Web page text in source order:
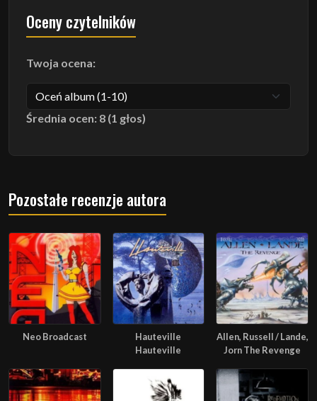
Oceny czytelników
Twoja ocena:
Średnia ocen: 8 (1 głos)
Pozostałe recenzje autora
Neo Broadcast
Hauteville
Hauteville
Allen, Russell / Lande,
Jorn The Revenge